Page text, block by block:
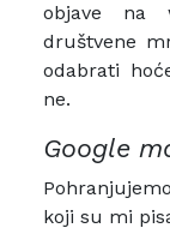
objave na
društvene
odabrati
ne.
Google
koji su mi